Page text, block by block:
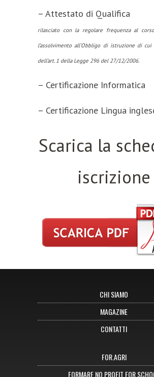
– Attestato di Qualifica
rilasciato con la regolare frequenza al
l’assolvimento all’Obbligo di istruzione di
dell’art. 1 della Legge 296 del 27/12/2006.
– Certificazione Informatica
– Certificazione Lingua
Scarica la
iscrizione
CHI SIAMO
MAGAZINE
CONTATTI
FOR.AGRI
FORMARE NO PROFIT FOR